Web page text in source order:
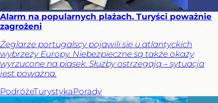
Alarm na popularnych plażach. Turyści poważnie
zagrożeni
Żeglarze portugalscy pojawili się u atlantyckich
wybrzeży Europy. Niebezpieczne są także okazy
wyrzucone na piasek. Służby ostrzegają – sytuacja
jest poważna.
PodróżeTurystykaPorady